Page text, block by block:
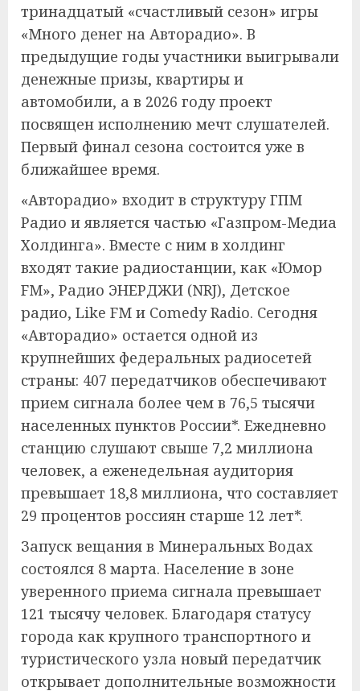
тринадцатый «счастливый сезон» игры
«Много денег на Авторадио». В
предыдущие годы участники выигрывали
денежные призы, квартиры и
автомобили, а в 2026 году проект
посвящен исполнению мечт слушателей.
Первый финал сезона состоится уже в
ближайшее время.
«Авторадио» входит в структуру ГПМ
Радио и является частью «Газпром-Медиа
Холдинга». Вместе с ним в холдинг
входят такие радиостанции, как «Юмор
FM», Радио ЭНЕРДЖИ (NRJ), Детское
радио, Like FM и Comedy Radio. Сегодня
«Авторадио» остается одной из
крупнейших федеральных радиосетей
страны: 407 передатчиков обеспечивают
прием сигнала более чем в 76,5 тысячи
населенных пунктов России*. Ежедневно
станцию слушают свыше 7,2 миллиона
человек, а еженедельная аудитория
превышает 18,8 миллиона, что составляет
29 процентов россиян старше 12 лет*.
Запуск вещания в Минеральных Водах
состоялся 8 марта. Население в зоне
уверенного приема сигнала превышает
121 тысячу человек. Благодаря статусу
города как крупного транспортного и
туристического узла новый передатчик
открывает дополнительные возможности